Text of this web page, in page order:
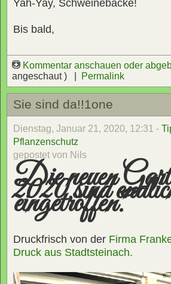
Yah-Yay, Schweinebacke!
Bis bald,
Kommentar anschauen oder
angeschaut ) |
Permalink
Sie sind da!!1one
Dienstag, Januar 21, 2020, 12:31 -
Pflanzenschutz
gepostet von Nils
Die neuen
2020 sind
eingetroffen.
Druckfrisch von der Firma
Druck aus Stadtsteinach.